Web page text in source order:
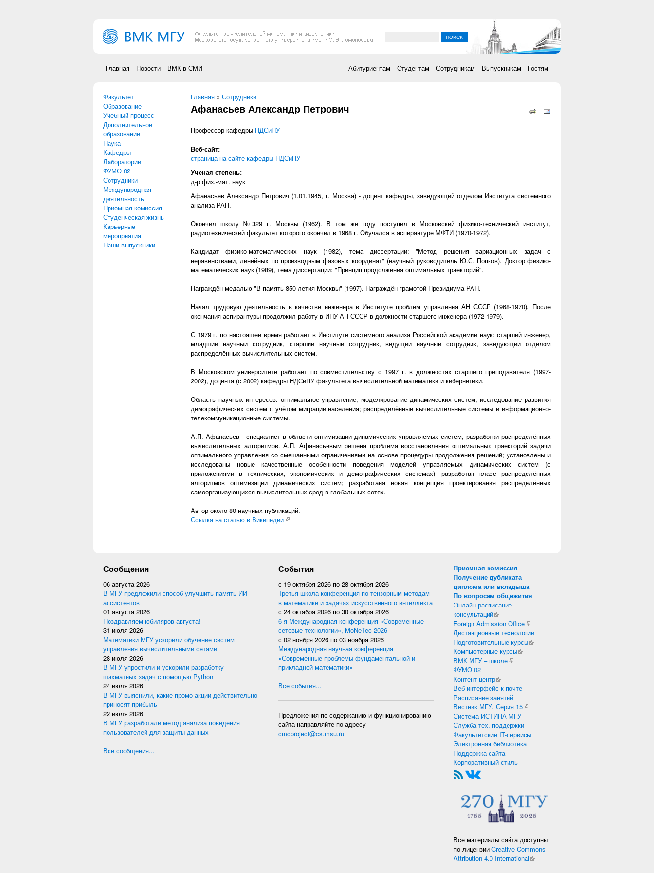
Главная Новости ВМК в СМИ Абитуриентам Студентам Сотрудникам Выпускникам Гостям
Факультет
Образование
Учебный процесс
Дополнительное
образование
Наука
Кафедры
Лаборатории
ФУМО 02
Сотрудники
Международная
деятельность
Приемная комиссия
Студенческая жизнь
Карьерные
мероприятия
Наши выпускники
Вы здесь
Главная » Сотрудники
Афанасьев Александр Петрович
Профессор кафедры НДСиПУ
Веб-сайт:
страница на сайте кафедры НДСиПУ
Ученая степень:
д-р физ.-мат. наук
Афанасьев Александр Петрович (1.01.1945, г. Москва) - доцент кафедры, заведующий отделом Института системного
анализа РАН.
Окончил школу №329 г. Москвы (1962). В том же году поступил в Московский физико-технический институт,
радиотехнический факультет которого окончил в 1968 г. Обучался в аспирантуре МФТИ (1970-1972).
Кандидат физико-математических наук (1982), тема диссертации: "Метод решения вариационных задач с
неравенствами, линейных по производным фазовых координат" (научный руководитель Ю.С. Попков). Доктор физико-
математических наук (1989), тема диссертации: "Принцип продолжения оптимальных траекторий".
Награждён медалью "В память 850-летия Москвы" (1997). Награждён грамотой Президиума РАН.
Начал трудовую деятельность в качестве инженера в Институте проблем управления АН СССР (1968-1970). После
окончания аспирантуры продолжил работу в ИПУ АН СССР в должности старшего инженера (1972-1979).
С 1979 г. по настоящее время работает в Институте системного анализа Российской академии наук: старший инженер,
младший научный сотрудник, старший научный сотрудник, ведущий научный сотрудник, заведующий отделом
распределённых вычислительных систем.
В Московском университете работает по совместительству с 1997 г. в должностях старшего преподавателя (1997-
2002), доцента (с 2002) кафедры НДСиПУ факультета вычислительной математики и кибернетики.
Область научных интересов: оптимальное управление; моделирование динамических систем; исследование развития
демографических систем с учётом миграции населения; распределённые вычислительные системы и информационно-
телекоммуникационные системы.
А.П. Афанасьев - специалист в области оптимизации динамических управляемых систем, разработки распределённых
вычислительных алгоритмов. А.П. Афанасьевым решена проблема восстановления оптимальных траекторий задачи
оптимального управления со смешанными ограничениями на основе процедуры продолжения решений; установлены и
исследованы новые качественные особенности поведения моделей управляемых динамических систем (с
приложениями в технических, экономических и демографических системах); разработан класс распределённых
алгоритмов оптимизации динамических систем; разработана новая концепция проектирования распределённых
самоорганизующихся вычислительных сред в глобальных сетях.
Автор около 80 научных публикаций.
Ссылка на статью в Википедии(внешняя ссылка)
Сообщения
06 августа 2026
В МГУ предложили способ улучшить память ИИ-
ассистентов
01 августа 2026
Поздравляем юбиляров августа!
31 июля 2026
Математики МГУ ускорили обучение систем
управления вычислительными сетями
28 июля 2026
В МГУ упростили и ускорили разработку
шахматных задач с помощью Python
24 июля 2026
В МГУ выяснили, какие промо-акции действительно
приносят прибыль
22 июля 2026
В МГУ разработали метод анализа поведения
пользователей для защиты данных
Все сообщения...
События
с 19 октября 2026 по 28 октября 2026
Третья школа-конференция по тензорным методам
в математике и задачах искусственного интеллекта
с 24 октября 2026 по 30 октября 2026
6-я Международная конференция «Современные
сетевые технологии», MoNeTec-2026
с 02 ноября 2026 по 03 ноября 2026
Международная научная конференция
«Современные проблемы фундаментальной и
прикладной математики»
Все события...
Предложения по содержанию и функционированию
сайта направляйте по адресу
cmcproject@cs.msu.ru.
Приемная комиссия
Получение дубликата
диплома или вкладыша
По вопросам общежития
Онлайн расписание
консультаций(внешняя ссылка)
Foreign Admission Office(внешняя ссылка)
Дистанционные технологии
Подготовительные курсы(внешняя ссылка)
Компьютерные курсы(внешняя ссылка)
ВМК МГУ – школе(внешняя ссылка)
ФУМО 02
Контент-центр(внешняя ссылка)
Веб-интерфейс к почте
Расписание занятий
Вестник МГУ. Серия 15(внешняя ссылка)
Система ИСТИНА МГУ
Служба тех. поддержки
Факультетские IT-сервисы
Электронная библиотека
Поддержка сайта
Корпоративный стиль
Все материалы сайта доступны
по лицензии Creative Commons
Attribution 4.0 International(внешняя ссылка)